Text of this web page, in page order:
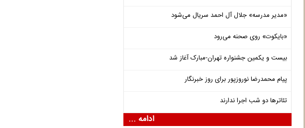
«مدیر مدرسه» جلال آل احمد سریال می‌شود
«بایکوت» روی صحنه می‌رود
بیست و یکمین جشنواره تهران-مبارک آغاز شد
پیام محمدرضا نوروزپور برای روز خبرنگار
تئاترها دو شب اجرا ندارند
ادامه ...